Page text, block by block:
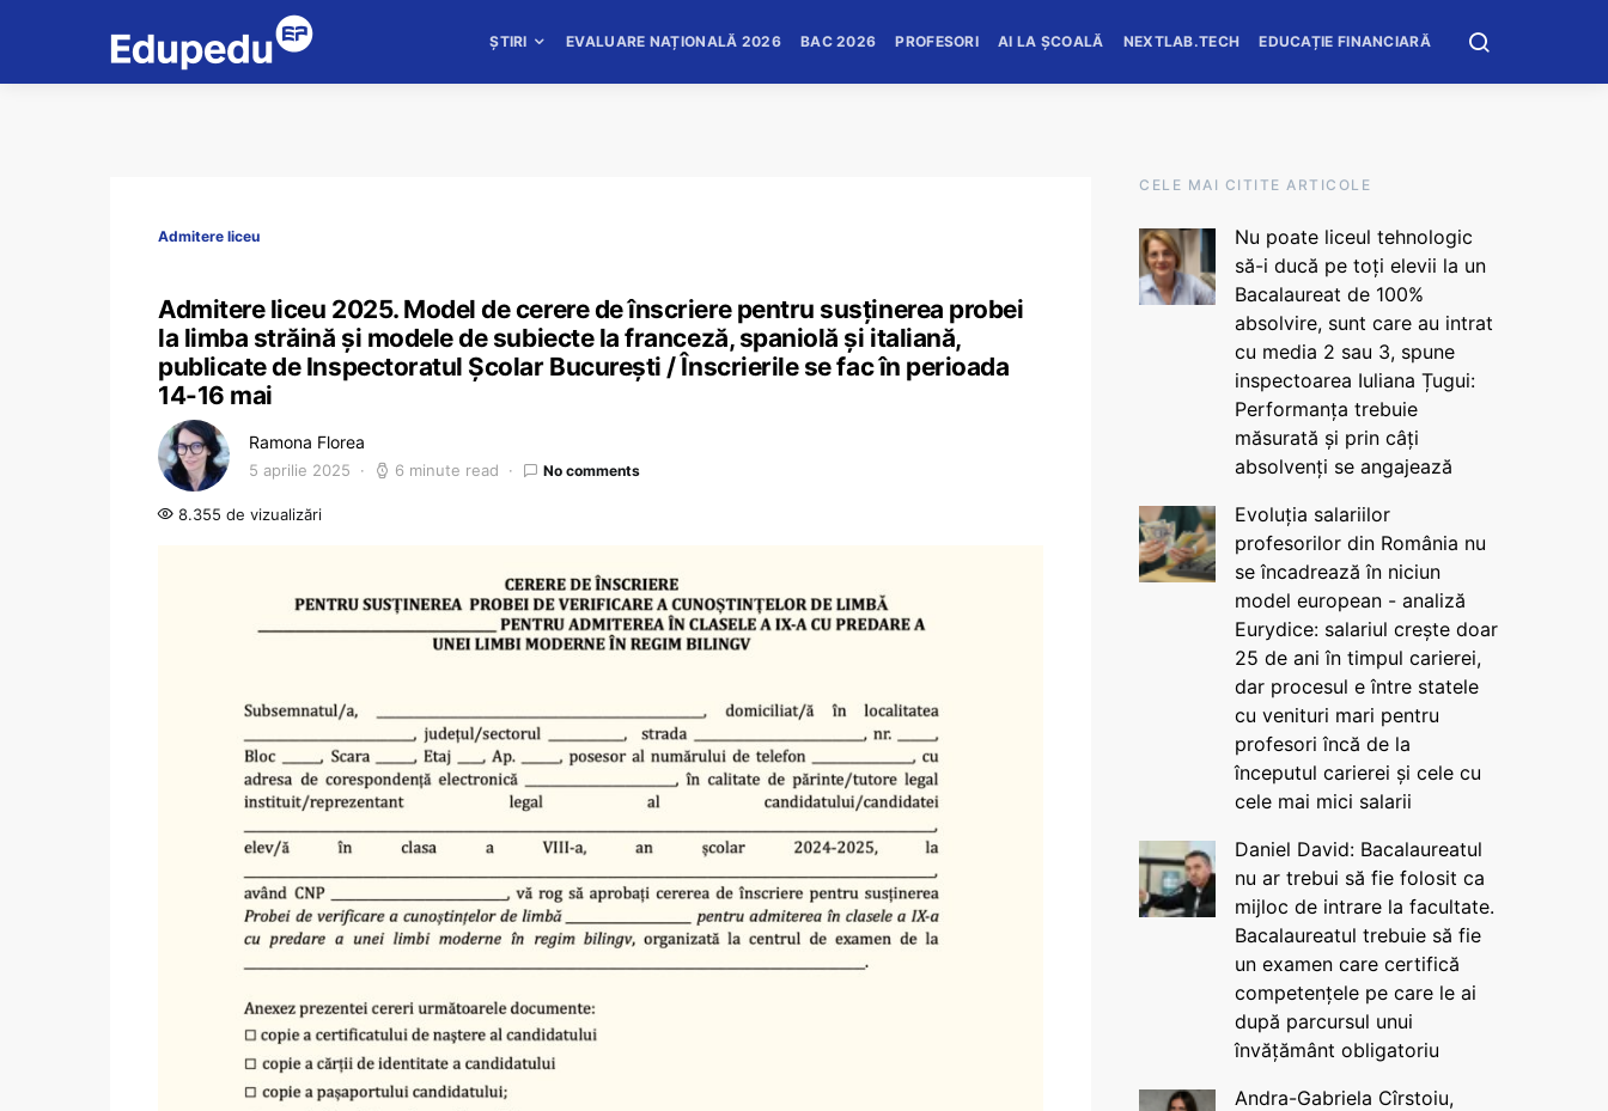
ȘTIRI EVALUARE NAȚIONALĂ 2026 BAC 2026 PROFESORI AI LA ȘCOALĂ NEXTLAB.TECH EDUCAȚIE FINANCIARĂ
Admitere liceu
Admitere liceu 2025. Model de cerere de înscriere pentru susținerea probei
la limba străină și modele de subiecte la franceză, spaniolă și italiană,
publicate de Inspectoratul Școlar București / Înscrierile se fac în perioada
14-16 mai
Ramona Florea
5 aprilie 2025 6 minute read No comments
8.355 de vizualizări
CELE MAI CITITE ARTICOLE
Nu poate liceul tehnologic
să-i ducă pe toți elevii la un
Bacalaureat de 100%
absolvire, sunt care au intrat
cu media 2 sau 3, spune
inspectoarea Iuliana Țugui:
Performanța trebuie
măsurată și prin câți
absolvenți se angajează
Evoluția salariilor
profesorilor din România nu
se încadrează în niciun
model european - analiză
Eurydice: salariul crește doar
25 de ani în timpul carierei,
dar procesul e între statele
cu venituri mari pentru
profesori încă de la
începutul carierei și cele cu
cele mai mici salarii
Daniel David: Bacalaureatul
nu ar trebui să fie folosit ca
mijloc de intrare la facultate.
Bacalaureatul trebuie să fie
un examen care certifică
competențele pe care le ai
după parcursul unui
învățământ obligatoriu
Andra-Gabriela Cîrstoiu,